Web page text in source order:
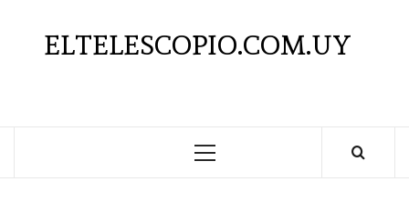
contenidoELTELESCOPIO.COM.UY
Menú